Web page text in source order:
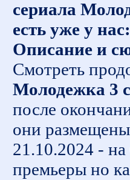
сериала
есть уже у
Описание и
Смотреть
Молодежка 3
после
они
21.10.2024 -
премьеры но